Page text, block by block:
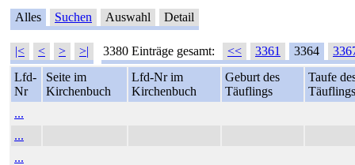
Alles Suchen Auswahl Detail
|< < > >| 3380 Einträge gesamt: << 3361 3364
Lfd-
Nr
Seite im
Kirchenbuch
Lfd-Nr im
Kirchenbuch
Geburt des
Täuflings
Taufe
Täuflings
...
...
...